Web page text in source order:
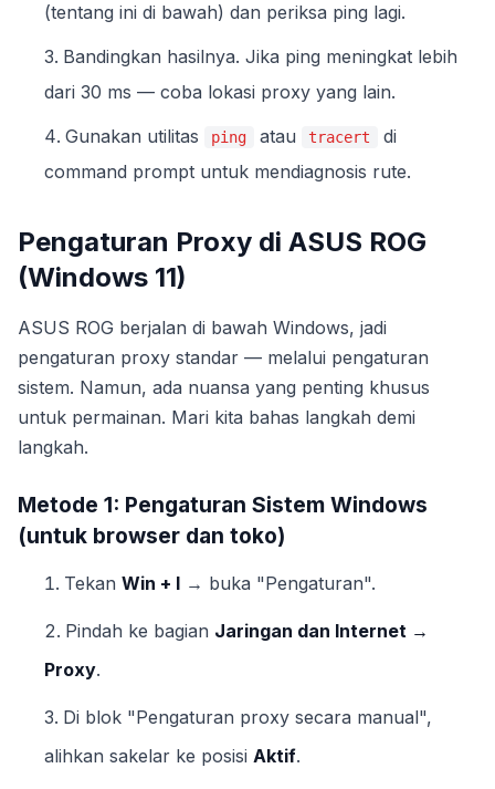
(tentang ini di bawah) dan periksa ping lagi.
Bandingkan hasilnya. Jika ping meningkat lebih
dari 30 ms — coba lokasi proxy yang lain.
Gunakan utilitas
ping atau tracert
di
command prompt untuk mendiagnosis rute.
Pengaturan Proxy di ASUS ROG
(Windows 11)
ASUS ROG berjalan di bawah Windows, jadi
pengaturan proxy standar — melalui pengaturan
sistem. Namun, ada nuansa yang penting khusus
untuk permainan. Mari kita bahas langkah demi
langkah.
Metode 1: Pengaturan Sistem Windows
(untuk browser dan toko)
Tekan Win + I → buka "Pengaturan".
Pindah ke bagian Jaringan dan Internet →
Proxy.
Di blok "Pengaturan proxy secara manual",
alihkan sakelar ke posisi Aktif.